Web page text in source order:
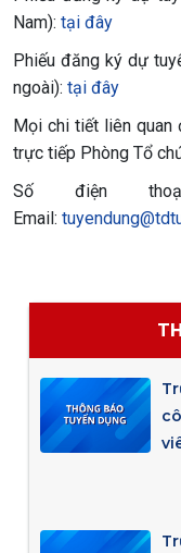
Nam): tại đây
Phiếu đăng ký dự
ngoài): tại đây
Mọi chi tiết liên quan
trực tiếp Phòng Tổ
Số điện
Email: